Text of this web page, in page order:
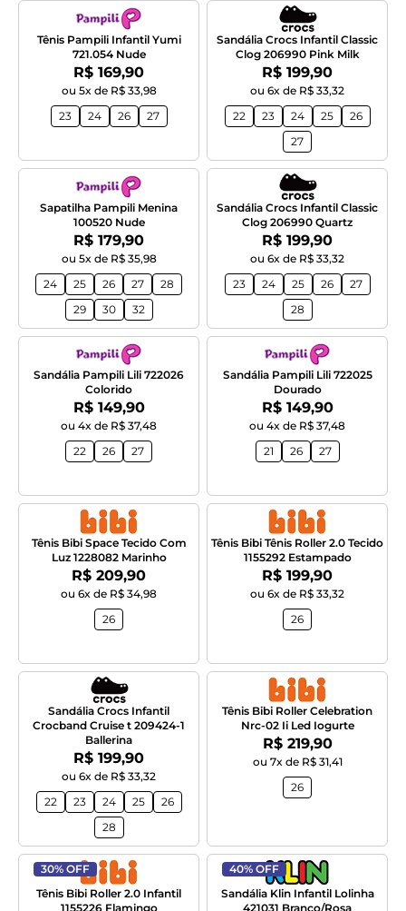
Tênis Pampili Infantil Yumi
721.054 Nude
Por:
R$ 169,90
ou 5x de R$ 33,98
23
24 26 27
Sandália Crocs Infantil Classic
Clog 206990 Pink Milk
Por:
R$ 199,90
ou 6x de R$ 33,32
22
23 24 25
26
27
Sapatilha Pampili Menina
100520 Nude
Por:
R$ 179,90
ou 5x de R$ 35,98
24
25 26 27
28
29
30 32
Sandália Crocs Infantil Classic
Clog 206990 Quartz
Por:
R$ 199,90
ou 6x de R$ 33,32
23
24 25 26
27
28
Sandália Pampili Lili 722026
Colorido
Por:
R$ 149,90
ou 4x de R$ 37,48
22
26 27
Sandália Pampili Lili 722025
Dourado
Por:
R$ 149,90
ou 4x de R$ 37,48
21
26 27
Tênis Bibi Space Tecido Com
Luz 1228082 Marinho
Por:
R$ 209,90
ou 6x de R$ 34,98
26
Tênis Bibi Tênis Roller 2.0 Tecido
1155292 Estampado
Por:
R$ 199,90
ou 6x de R$ 33,32
26
Sandália Crocs Infantil
Crocband Cruise t 209424-1
Ballerina
Por:
R$ 199,90
ou 6x de R$ 33,32
22
23 24 25
26
28
Tênis Bibi Roller Celebration
Nrc-02 Ii Led Iogurte
Por:
R$ 219,90
ou 7x de R$ 31,41
26
30% OFF
Tênis Bibi Roller 2.0 Infantil
1155226 Flamingo
40% OFF
Sandália Klin Infantil Lolinha
421031 Branco/Rosa